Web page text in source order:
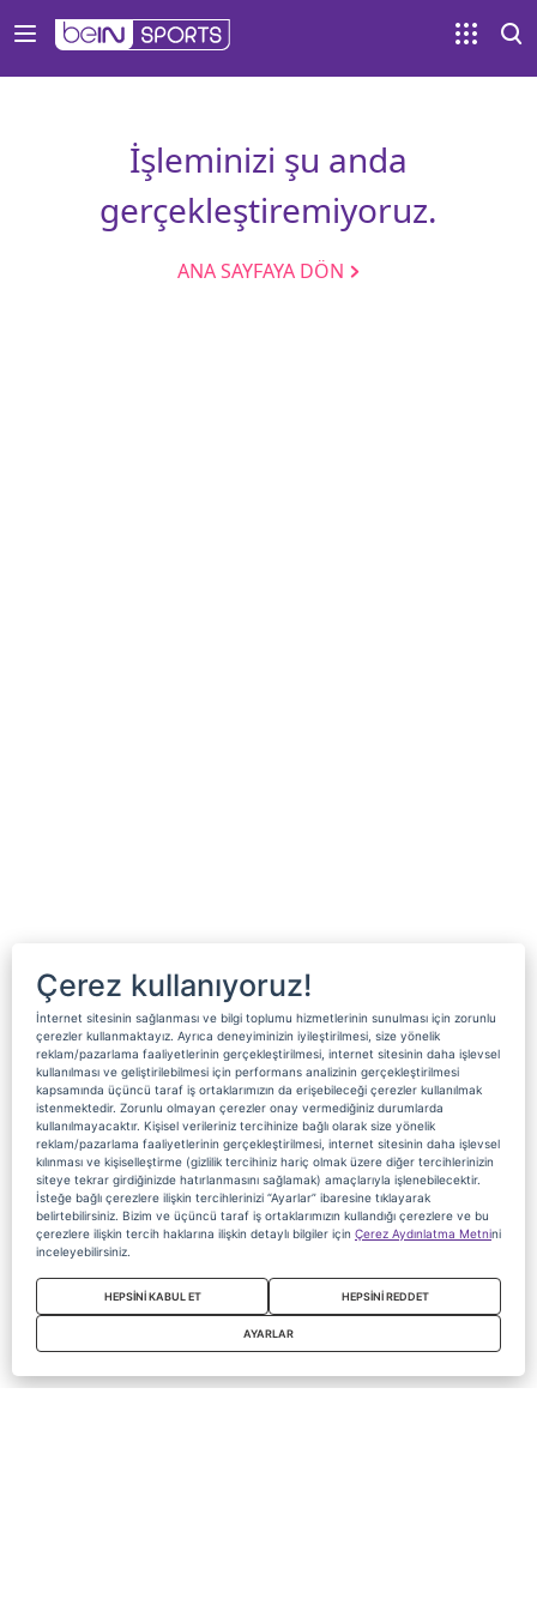
İşleminizi şu anda
gerçekleştiremiyoruz.
ANA SAYFAYA DÖN
Çerez kullanıyoruz!
İnternet sitesinin sağlanması ve bilgi toplumu hizmetlerinin sunulması için zorunlu
çerezler kullanmaktayız. Ayrıca deneyiminizin iyileştirilmesi, size yönelik
reklam/pazarlama faaliyetlerinin gerçekleştirilmesi, internet sitesinin daha işlevsel
kullanılması ve geliştirilebilmesi için performans analizinin gerçekleştirilmesi
kapsamında üçüncü taraf iş ortaklarımızın da erişebileceği çerezler kullanılmak
istenmektedir. Zorunlu olmayan çerezler onay vermediğiniz durumlarda
kullanılmayacaktır. Kişisel verileriniz tercihinize bağlı olarak size yönelik
reklam/pazarlama faaliyetlerinin gerçekleştirilmesi, internet sitesinin daha işlevsel
kılınması ve kişiselleştirme (gizlilik tercihiniz hariç olmak üzere diğer tercihlerinizin
siteye tekrar girdiğinizde hatırlanmasını sağlamak) amaçlarıyla işlenebilecektir.
İsteğe bağlı çerezlere ilişkin tercihlerinizi “Ayarlar” ibaresine tıklayarak
belirtebilirsiniz. Bizim ve üçüncü taraf iş ortaklarımızın kullandığı çerezlere ve bu
çerezlere ilişkin tercih haklarına ilişkin detaylı bilgiler için Çerez Aydınlatma Metnini
inceleyebilirsiniz.
HEPSİNİ KABUL ET HEPSİNİ REDDET
AYARLAR